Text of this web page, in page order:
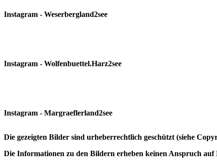
Instagram - Weserbergland2see
Instagram - Wolfenbuettel.Harz2see
Instagram - Margraeflerland2see
Die gezeigten Bilder sind urheberrechtlich geschützt (siehe
Die Informationen zu den Bildern erheben keinen Anspruch